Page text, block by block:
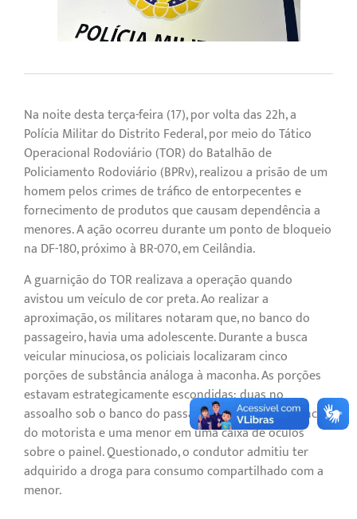
Na noite desta terça-feira (17), por volta das 22h, a
Polícia Militar do Distrito Federal, por meio do Tático
Operacional Rodoviário (TOR) do Batalhão de
Policiamento Rodoviário (BPRv), realizou a prisão de um
homem pelos crimes de tráfico de entorpecentes e
fornecimento de produtos que causam dependência a
menores. A ação ocorreu durante um ponto de bloqueio
na DF-180, próximo à BR-070, em Ceilândia.
A guarnição do TOR realizava a operação quando
avistou um veículo de cor preta. Ao realizar a
aproximação, os militares notaram que, no banco do
passageiro, havia uma adolescente. Durante a busca
veicular minuciosa, os policiais localizaram cinco
porções de substância análoga à maconha. As porções
estavam estrategicamente escondidas: duas no
assoalho sob o banco do passageiro, duas sob o banco
do motorista e uma menor em uma caixa de óculos
sobre o painel. Questionado, o condutor admitiu ter
adquirido a droga para consumo compartilhado com a
menor.